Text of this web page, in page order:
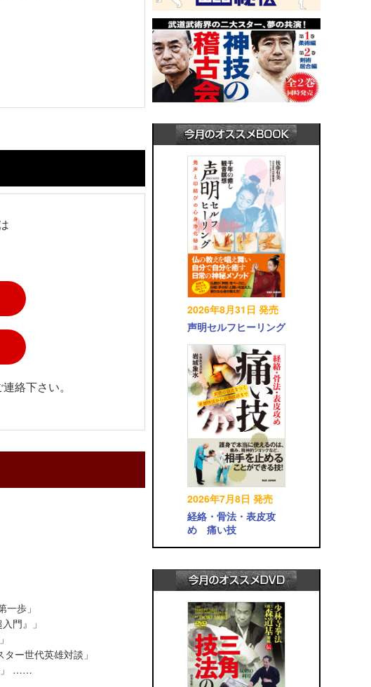
絡下さい。
歩」
門』」
ー世代英雄対談」
」 ……
2026年8月31日 発売
声明セルフヒーリング
2026年7月8日 発売
経絡・骨法・表皮攻
め 痛い技